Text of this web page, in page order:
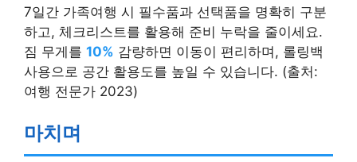
7일간 가족여행 시 필수품과 선택품을 명확히 구분
하고, 체크리스트를 활용해 준비 누락을 줄이세요.
짐 무게를 10% 감량하면 이동이 편리하며, 롤링백
사용으로 공간 활용도를 높일 수 있습니다. (출처:
여행 전문가 2023)
마치며